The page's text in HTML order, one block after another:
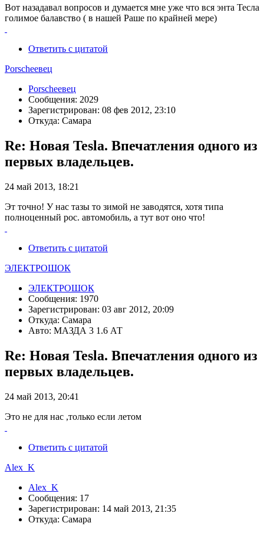
Вот назадавал вопросов и думается мне уже что вся энта Тесла
голимое балавство ( в нашей Раше по крайней мере)
Ответить с цитатой
Porscheeвец
Porscheeвец
Сообщения: 2029
Зарегистрирован: 08 фев 2012, 23:10
Откуда: Самара
Re: Новая Tesla. Впечатления одного из
первых владельцев.
24 май 2013, 18:21
Эт точно! У нас тазы то зимой не заводятся, хотя типа
полноценный рос. автомобиль, а тут вот оно что!
Ответить с цитатой
ЭЛЕКТРОШОК
ЭЛЕКТРОШОК
Сообщения: 1970
Зарегистрирован: 03 авг 2012, 20:09
Откуда: Самара
Авто: МАЗДА 3 1.6 АТ
Re: Новая Tesla. Впечатления одного из
первых владельцев.
24 май 2013, 20:41
Это не для нас ,только если летом
Ответить с цитатой
Alex_K
Alex_K
Сообщения: 17
Зарегистрирован: 14 май 2013, 21:35
Откуда: Самара